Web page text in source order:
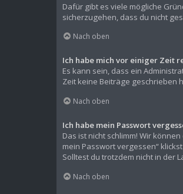
Dafür gibt es viele mögliche
sicherzugehen, dass du nicht
Nach oben
Ich habe mich vor einiger Zeit
Es kann sein, dass ein
Zeit keine Beiträge geschrieben
Nach oben
Ich habe mein Passwort
Das ist nicht schlimm! Wir
mein Passwort vergessen“
Solltest du trotzdem nicht in der
Nach oben